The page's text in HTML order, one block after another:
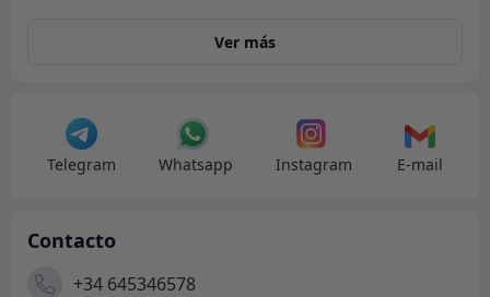
Ver más
Telegram Whatsapp Instagram E-mail
Contacto
+34 645346578